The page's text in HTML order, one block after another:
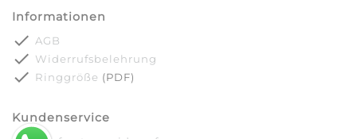
Informationen
done AGB
done Widerrufsbelehrung
done Ringgröße (PDF)
Kundenservice